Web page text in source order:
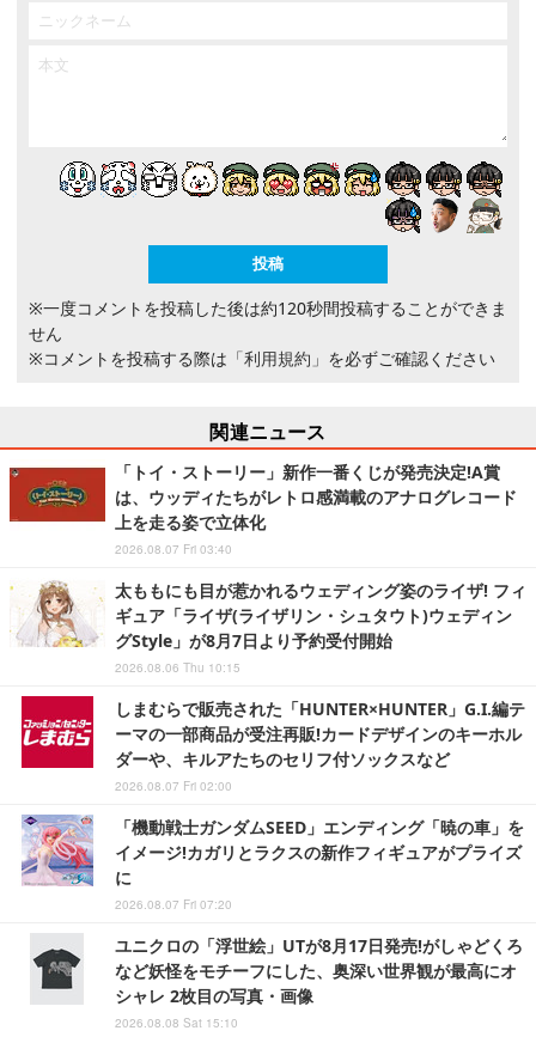
※一度コメントを投稿した後は約120秒間投稿することができま
せん
※コメントを投稿する際は 「利用規約」 を必ずご確認ください
関連ニュース
「トイ・ストーリー」新作一番くじが発売決定!A賞
は、ウッディたちがレトロ感満載のアナログレコード
上を走る姿で立体化
2026.08.07 Fri 03:40
太ももにも目が惹かれるウェディング姿のライザ! フィ
ギュア「ライザ(ライザリン・シュタウト)ウェディン
グStyle」が8月7日より予約受付開始
2026.08.06 Thu 10:15
しまむらで販売された「HUNTER×HUNTER」G.I.編テ
ーマの一部商品が受注再販!カードデザインのキーホル
ダーや、キルアたちのセリフ付ソックスなど
2026.08.07 Fri 02:00
「機動戦士ガンダムSEED」エンディング「暁の車」を
イメージ!カガリとラクスの新作フィギュアがプライズ
に
2026.08.07 Fri 07:20
ユニクロの「浮世絵」UTが8月17日発売!がしゃどくろ
など妖怪をモチーフにした、奥深い世界観が最高にオ
シャレ 2枚目の写真・画像
2026.08.08 Sat 15:10